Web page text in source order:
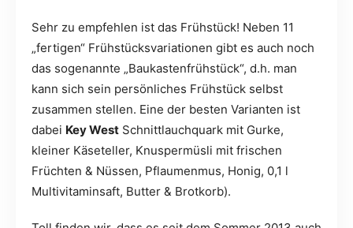
Sehr zu empfehlen ist das Frühstück! Neben 11
„fertigen“ Frühstücksvariationen gibt es auch noch
das sogenannte „Baukastenfrühstück“, d.h. man
kann sich sein persönliches Frühstück selbst
zusammen stellen. Eine der besten Varianten ist
dabei Key West Schnittlauchquark mit Gurke,
kleiner Käseteller, Knuspermüsli mit frischen
Früchten & Nüssen, Pflaumenmus, Honig, 0,1 l
Multivitaminsaft, Butter & Brotkorb).